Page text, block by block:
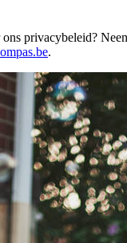
privacybeleid?
.